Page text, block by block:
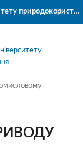
Вісник Львівського національного університету природокористування. Серія «Агроінженерні дослідження»